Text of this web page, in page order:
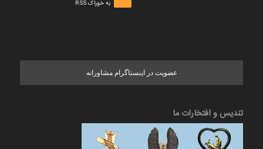
به خوراک RSS
عضویت در اینستاگرام مشاورانه
تندیس و افتخارات ما